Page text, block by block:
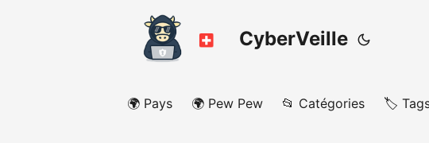
CyberVeille
🌍 Pays 🌍 Pew Pew 📂 Catégories 🏷️